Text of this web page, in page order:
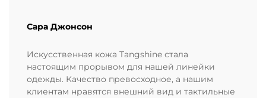
Сара Джонсон
Искусственная кожа Tangshine стала
настоящим прорывом для нашей линейки
одежды. Качество превосходное, а нашим
клиентам нравятся внешний вид и тактильные